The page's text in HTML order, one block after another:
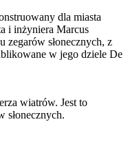
dla miasta
i inżyniera Marcus
słonecznych, z
w jego dziele De
wiatrów. Jest to
słonecznych.